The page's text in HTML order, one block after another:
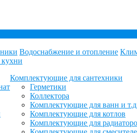
Водоснабжение и отопление
кухни
Комплектующие для сантехники
Герметики
Коллектора
Комплектующие для ванн и
Комплектующие для котлов
Комплектующие для